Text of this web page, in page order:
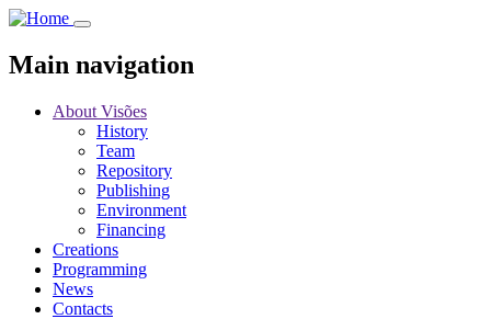
Skip
main
content
Main navigation
About Visões
History
Team
Repository
Publishing
Environment
Financing
Creations
Programming
News
Contacts